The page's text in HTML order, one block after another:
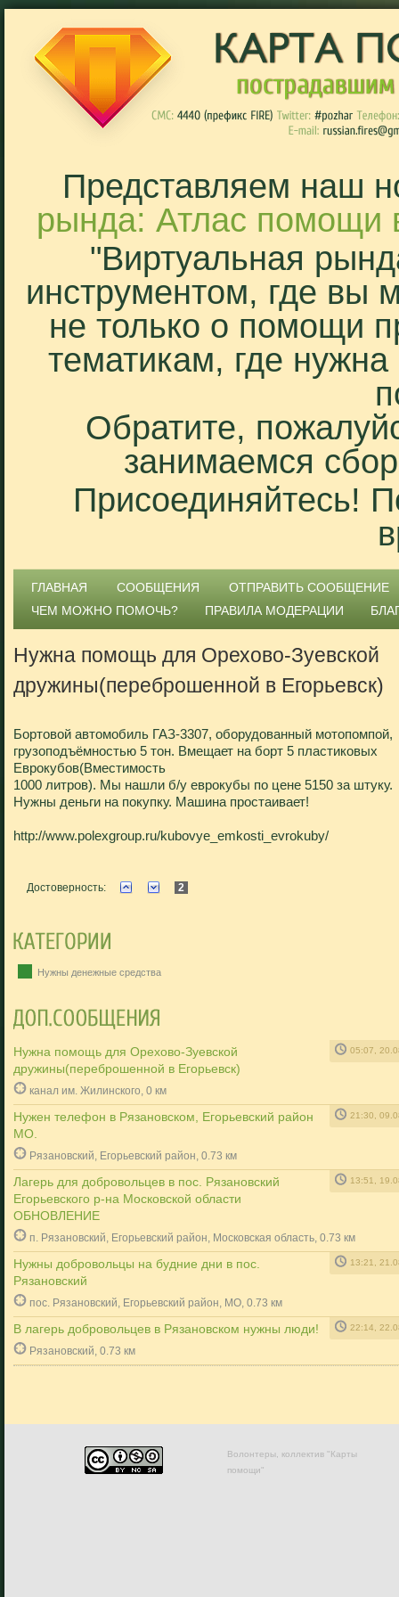
Представляем наш
рында: Атлас помощи
"Виртуальная
инструментом, где вы
не только о помощи
тематикам, где
Обратите,
занимаемся
Присоединяйтесь!
ГЛАВНАЯ СООБЩЕНИЯ
ОТПРАВИТЬ СООБЩЕНИЕ
ЧЕМ МОЖНО ПОМОЧЬ?
ПРАВИЛА МОДЕРАЦИИ
Нужна помощь для Орехово-Зуевской
дружины(переброшенной в Егорьевск)
Бортовой автомобиль ГАЗ-3307, оборудованный мотопомпой,
грузоподъёмностью 5 тон. Вмещает на борт 5 пластиковых
Еврокубов(Вместимость
1000 литров). Мы нашли б/у еврокубы по цене 5150 за штуку.
Нужны деньги на покупку. Машина простаивает!
http://www.polexgroup.ru/kubovye_emkosti_evrokuby/
Достоверность: 2
Нужны денежные средства
Нужна помощь для Орехово-Зуевской
дружины(переброшенной в Егорьевск)
05:07,
канал им. Жилинского, 0 км
Нужен телефон в Рязановском, Егорьевский район
МО.
21:30,
Рязановский, Егорьевский район, 0.73 км
Лагерь для добровольцев в пос. Рязановский
Егорьевского р-на Московской области
ОБНОВЛЕНИЕ
13:51,
п. Рязановский, Егорьевский район, Московская область, 0.73 км
Нужны добровольцы на будние дни в пос.
Рязановский
13:21,
пос. Рязановский, Егорьевский район, МО, 0.73 км
В лагерь добровольцев в Рязановском нужны люди! 22:14,
Рязановский, 0.73 км
Волонтеры, коллектив "Карты
помощи"